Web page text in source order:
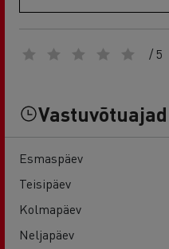
/ 5
Vastuvõtuajad
Esmaspäev
Teisipäev
Kolmapäev
Neljapäev